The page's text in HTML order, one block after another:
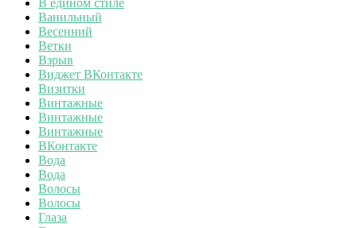
Ванильный
Весенний
Ветки
Взрыв
Виджет ВКонтакте
Визитки
Винтажные
Винтажные
Винтажные
ВКонтакте
Вода
Вода
Волосы
Волосы
Глаза